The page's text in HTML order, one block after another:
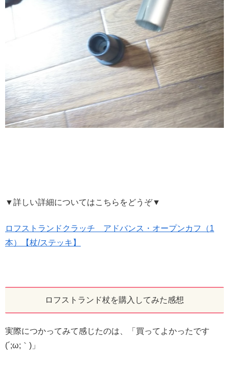
▼詳しい詳細についてはこちらをどうぞ▼
ロフストランドクラッチ アドバンス・オープンカフ（1
本）【杖/ステッキ】
ロフストランド杖を購入してみた感想
実際につかってみて感じたのは、「買ってよかったです
(´;ω;｀)」